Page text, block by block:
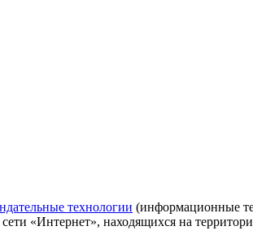
технологии (информационные
«Интернет», находящихся на